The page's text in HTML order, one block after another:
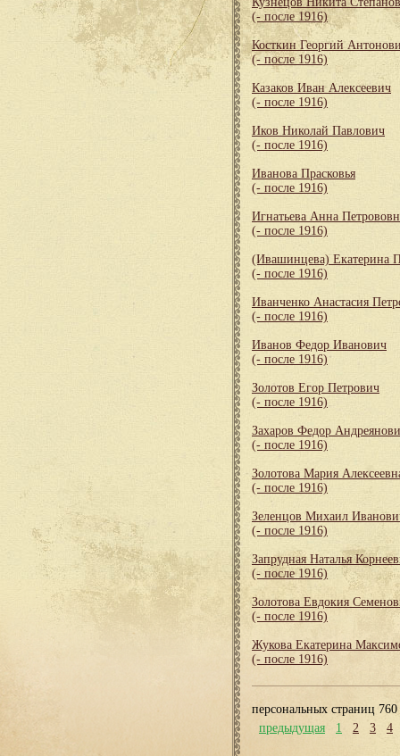
(- после 1916)
Косткин Георгий
(- после 1916)
Казаков Иван Алексеевич
(- после 1916)
Иков Николай Павлович
(- после 1916)
Иванова Прасковья
(- после 1916)
Игнатьева Анна
(- после 1916)
(Ивашинцева) Екатерина
(- после 1916)
Иванченко Анастасия
(- после 1916)
Иванов Федор Иванович
(- после 1916)
Золотов Егор Петрович
(- после 1916)
Захаров Федор
(- после 1916)
Золотова Мария
(- после 1916)
Зеленцов Михаил
(- после 1916)
Запрудная Наталья
(- после 1916)
Золотова Евдокия
(- после 1916)
Жукова Екатерина
(- после 1916)
персональных страниц 760
предыдущая
1 2 3 4